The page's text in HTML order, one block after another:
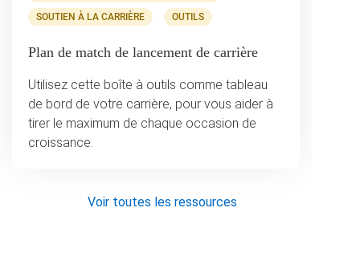
SOUTIEN À LA CARRIÈRE OUTILS
Plan de match de lancement de carrière
Utilisez cette boîte à outils comme tableau
de bord de votre carrière, pour vous aider à
tirer le maximum de chaque occasion de
croissance.
Voir toutes les ressources